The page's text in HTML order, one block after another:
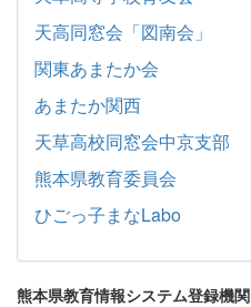
天高同窓会「図南会」
関東あまたか会
あまたか関西
天草高校同窓会中京支部
熊本県教育委員会
ひごっ子まなLabo
熊本県教育情報システム登録機関